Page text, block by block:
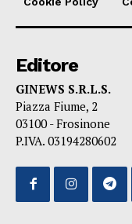
Editore
GINEWS S.R.L.S.
Piazza Fiume, 2
03100 - Frosinone
P.IVA. 03194280602